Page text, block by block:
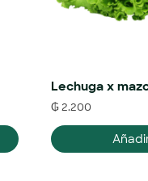
Lechuga x
₲2.200